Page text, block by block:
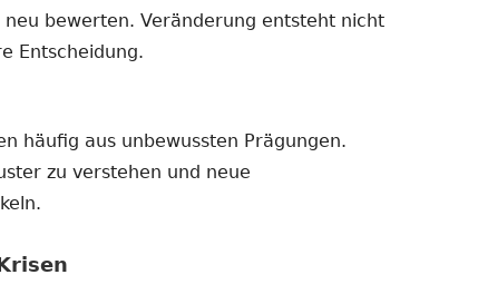
bewerten. Veränderung entsteht nicht
Entscheidung.
häufig aus unbewussten Prägungen.
zu verstehen und neue